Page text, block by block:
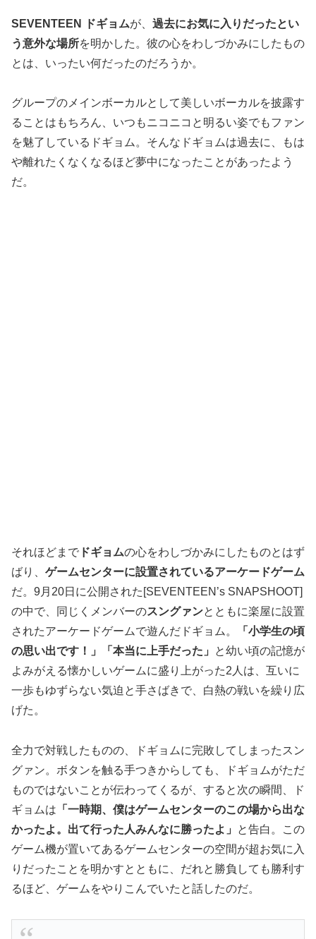
SEVENTEEN ドギョムが、 過去にお気に入りだったとい
う意外な場所を明かした。彼の心をわしづかみにしたもの
とは、いったい何だったのだろうか。
グループのメインボーカルとして美しいボーカルを披露す
ることはもちろん、いつもニコニコと明るい姿でもファン
を魅了しているドギョム。そんなドギョムは過去に、もは
や離れたくなくなるほど夢中になったことがあったよう
だ。
それほどまで ドギョムの心をわしづかみにしたものとはず
ばり、 ゲームセンターに設置されているアーケードゲーム
だ。9月20日に公開された[SEVENTEEN’s SNAPSHOOT]
の中で、同じくメンバーのスングァンとともに楽屋に設置
されたアーケードゲームで遊んだドギョム。
「小学生の頃
の思い出です！」「本当に上手だった」
と幼い頃の記憶が
よみがえる懐かしいゲームに盛り上がった2人は、互いに
一歩もゆずらない気迫と手さばきで、白熱の戦いを繰り広
げた。
全力で対戦したものの、ドギョムに完敗してしまったスン
グァン。ボタンを触る手つきからしても、ドギョムがただ
ものではないことが伝わってくるが、すると次の瞬間、ド
ギョムは 「一時期、僕はゲームセンターのこの場から出な
かったよ。出て行った人みんなに勝ったよ」
と告白。この
ゲーム機が置いてあるゲームセンターの空間が超お気に入
りだったことを明かすとともに、だれと勝負しても勝利す
るほど、ゲームをやりこんでいたと話したのだ。